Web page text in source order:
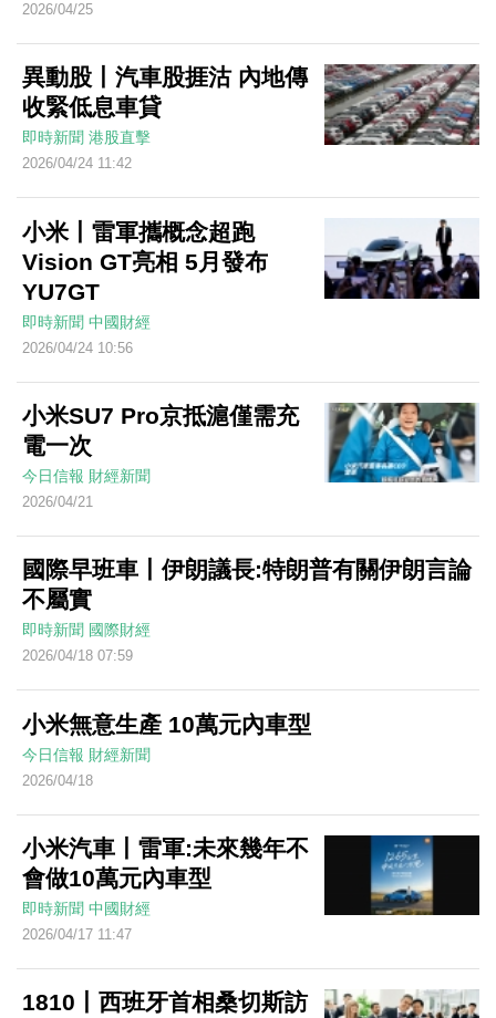
2026/04/25
異動股丨汽車股捱沽 內地傳
收緊低息車貸
即時新聞 港股直擊
2026/04/24 11:42
小米丨雷軍攜概念超跑
Vision GT亮相 5月發布
YU7GT
即時新聞 中國財經
2026/04/24 10:56
小米SU7 Pro京抵滬僅需充
電一次
今日信報 財經新聞
2026/04/21
國際早班車丨伊朗議長:特朗普有關伊朗言論
不屬實
即時新聞 國際財經
2026/04/18 07:59
小米無意生產 10萬元內車型
今日信報 財經新聞
2026/04/18
小米汽車丨雷軍:未來幾年不
會做10萬元內車型
即時新聞 中國財經
2026/04/17 11:47
1810丨西班牙首相桑切斯訪